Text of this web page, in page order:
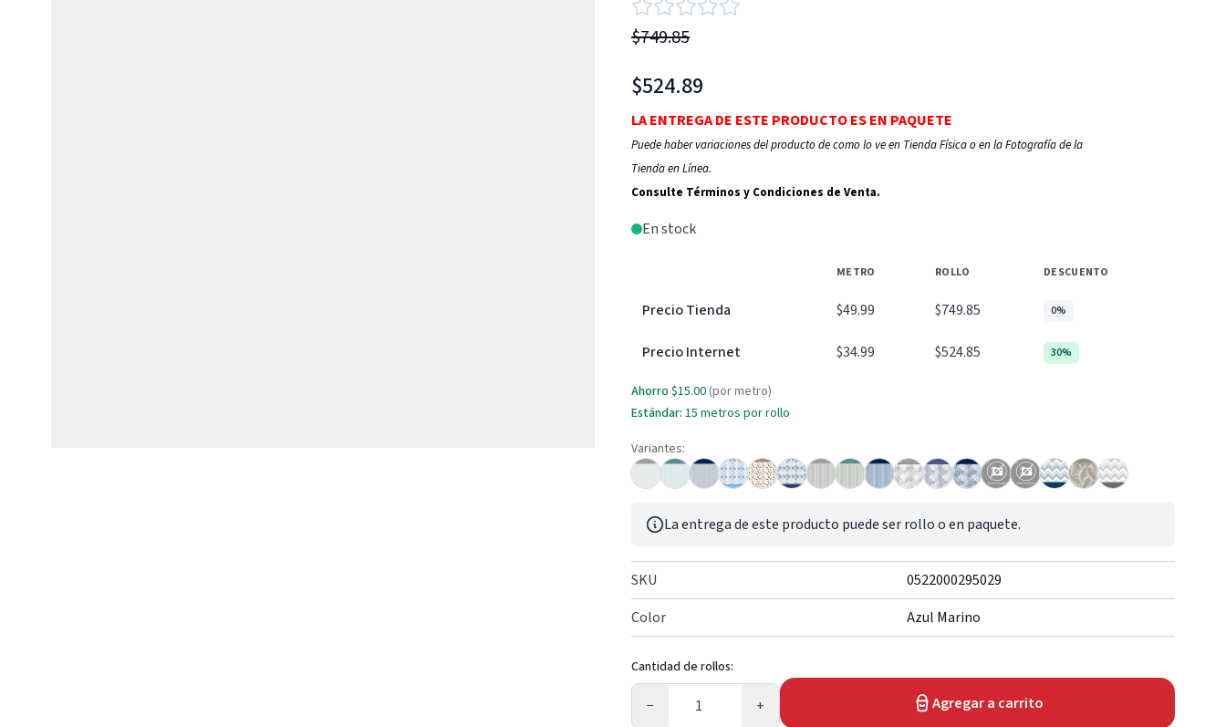
$749.85
$524.89
LA ENTREGA DE ESTE PRODUCTO ES EN PAQUETE
Puede haber variaciones del producto de como lo ve en Tienda Física o en la Fotografía de la
Tienda en Línea.
Consulte Términos y Condiciones de Venta.
En stock
METRO ROLLO DESCUENTO
Precio Tienda $49.99 $749.85 0%
Precio Internet $34.99 $524.85 30%
Ahorro $15.00 (por metro)
Estándar: 15 metros por rollo
Variantes:
La entrega de este producto puede ser rollo o en paquete.
SKU
0522000295029
Color
Azul Marino
Cantidad de rollos:
−
Cantidad
+ Agregar a carrito